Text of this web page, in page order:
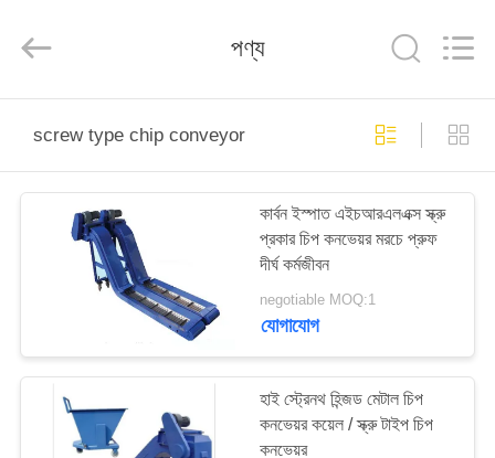
পণ্য
কারখানা
Trading
Co.,
Reserved.
পণ্য
screw type chip conveyor
কার্বন ইস্পাত এইচআরএলএক্স স্ক্রু
প্রকার চিপ কনভেয়র মরচে প্রুফ
দীর্ঘ কর্মজীবন
negotiable MOQ:1
যোগাযোগ
হাই স্ট্রেনথ হিন্জড মেটাল চিপ
কনভেয়র কয়েল / স্ক্রু টাইপ চিপ
কনভেয়র